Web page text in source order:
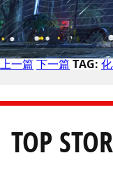
上一篇 下一篇 TAG:
TOP